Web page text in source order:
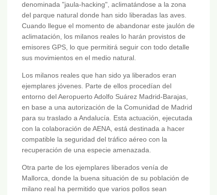
denominada "jaula-hacking", aclimatándose a la zona
del parque natural donde han sido liberadas las aves.
Cuando llegue el momento de abandonar este jaulón de
aclimatación, los milanos reales lo harán provistos de
emisores GPS, lo que permitirá seguir con todo detalle
sus movimientos en el medio natural.
Los milanos reales que han sido ya liberados eran
ejemplares jóvenes. Parte de ellos procedían del
entorno del Aeropuerto Adolfo Suárez Madrid-Barajas,
en base a una autorización de la Comunidad de Madrid
para su traslado a Andalucía. Esta actuación, ejecutada
con la colaboración de AENA, está destinada a hacer
compatible la seguridad del tráfico aéreo con la
recuperación de una especie amenazada.
Otra parte de los ejemplares liberados venía de
Mallorca, donde la buena situación de su población de
milano real ha permitido que varios pollos sean